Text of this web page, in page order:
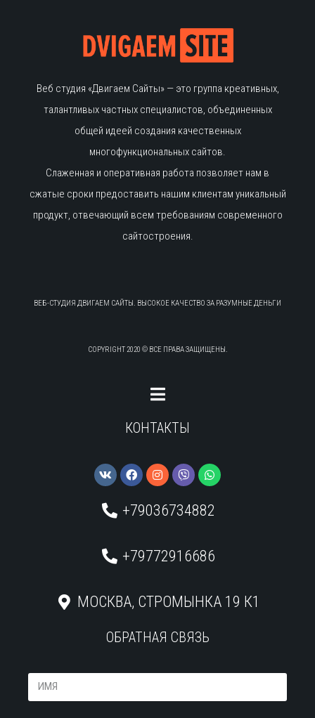
Веб студия «Двигаем Сайты» — это группа креативных,
талантливых частных специалистов, объединенных
общей идеей создания качественных
многофункциональных сайтов.
Слаженная и оперативная работа позволяет нам в
сжатые сроки предоставить нашим клиентам уникальный
продукт, отвечающий всем требованиям современного
сайтостроения.
ВЕБ-СТУДИЯ ДВИГАЕМ САЙТЫ. ВЫСОКОЕ КАЧЕСТВО ЗА РАЗУМНЫЕ ДЕНЬГИ
COPYRIGHT 2020 © ВСЕ ПРАВА ЗАЩИЩЕНЫ.
КОНТАКТЫ
+79036734882
+79772916686
МОСКВА, СТРОМЫНКА 19 К1
ОБРАТНАЯ СВЯЗЬ